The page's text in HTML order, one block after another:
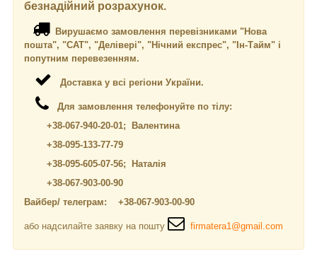
безнадійний розрахунок.
Вирушаємо замовлення перевізниками "Нова
пошта", "САТ", "Делівері", "Нічний експрес", "Ін-Тайм" і
попутним перевезенням.
Доставка у всі регіони України.
Для замовлення телефонуйте по тілу:
+38-067-940-20-01; Валентина
+38-095-133-77-79
+38-095-605-07-56; Наталія
+38-067-903-00-90
Вайбер/ телеграм: +38-067-903-00-90
або надсилайте заявку на пошту firmatera1@gmail.com